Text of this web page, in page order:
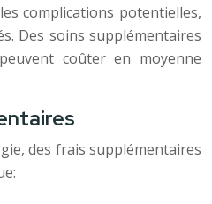
complications potentielles,
Des soins supplémentaires
coûter en moyenne
des frais supplémentaires